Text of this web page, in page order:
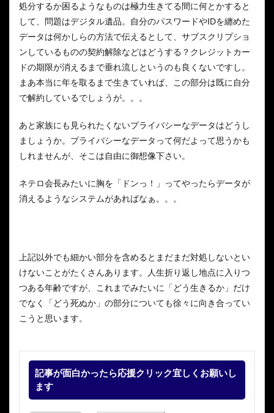
処分するか困るようなものは極力生きてる間に何とかすると
して、問題はデジタル遺品。自分のパスワードやIDを纏めた
データは何かしらの方法で伝えるとして、サブスクリプショ
ンしているものの契約解除などはどうする？クレジットカー
ドの期限が消えるまで垂れ流しというのも良くないですし。
まあ本当に年を取るまで生きていれば、この部分は既に自分
で解約しているでしょうが。。。
あと家族にも見られたくないプライバシーなデータはどうし
ましょうか。プライバシーなデータって何だよって思うかも
しれませんが、そこは自由に御想像下さい。
ネテロ会長みたいに胸を「ドンっ！」ってやったらデータが
消えるようなシステムがあればなぁ。。。
上記以外でも細かい部分を含めるとまだまだ対処しないとい
けないことがたくさんあります。人生折り返し地点に入りつ
つある年齢ですが、これまでみたいに「どう生きるか」だけ
でなく「どう死ぬか」の部分についても徐々に向き合ってい
こうと思います。
記事が面白かったら応援クリック宜しくお願いし
ます